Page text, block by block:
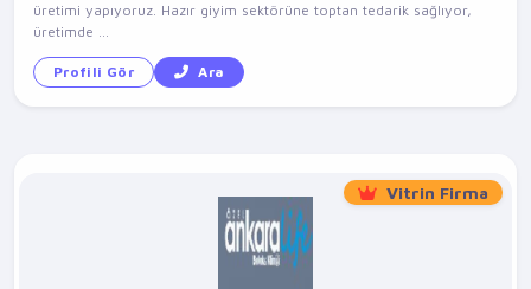
üretimi yapıyoruz. Hazır giyim sektörüne toptan tedarik sağlıyor,
üretimde ...
Profili Gör Ara
Vitrin Firma